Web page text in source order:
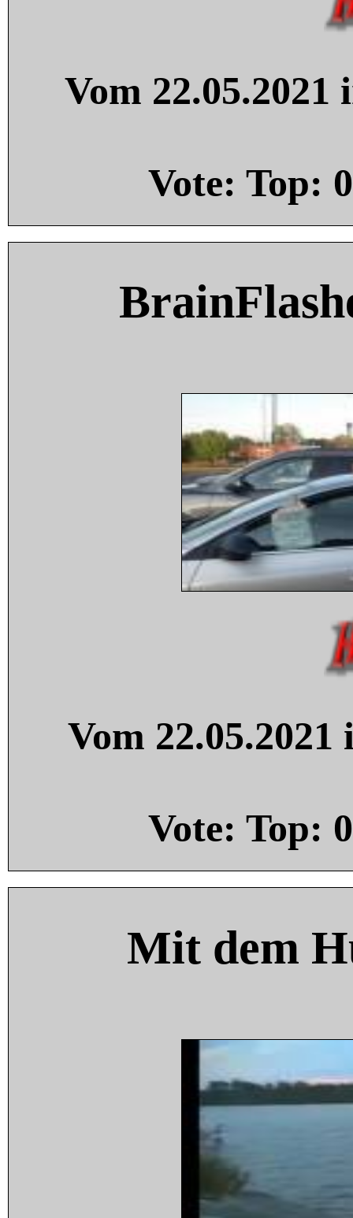
Vom
Vote: Top: 0
Vom
Vote: Top: 0
Mit dem